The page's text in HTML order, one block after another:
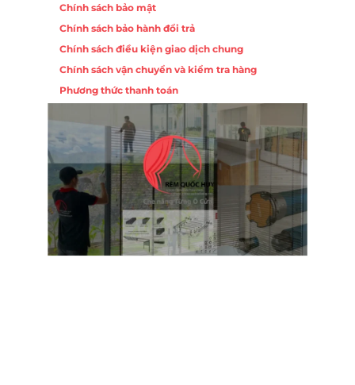
Chính sách bảo mật
Chính sách bảo hành đổi trả
Chính sách điều kiện giao dịch chung
Chính sách vận chuyển và kiểm tra hàng
Phương thức thanh toán